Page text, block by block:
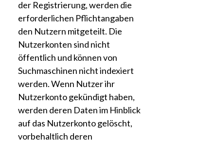
der Registrierung, werden die
erforderlichen Pflichtangaben
den Nutzern mitgeteilt. Die
Nutzerkonten sind nicht
öffentlich und können von
Suchmaschinen nicht indexiert
werden. Wenn Nutzer ihr
Nutzerkonto gekündigt haben,
werden deren Daten im Hinblick
auf das Nutzerkonto gelöscht,
vorbehaltlich deren